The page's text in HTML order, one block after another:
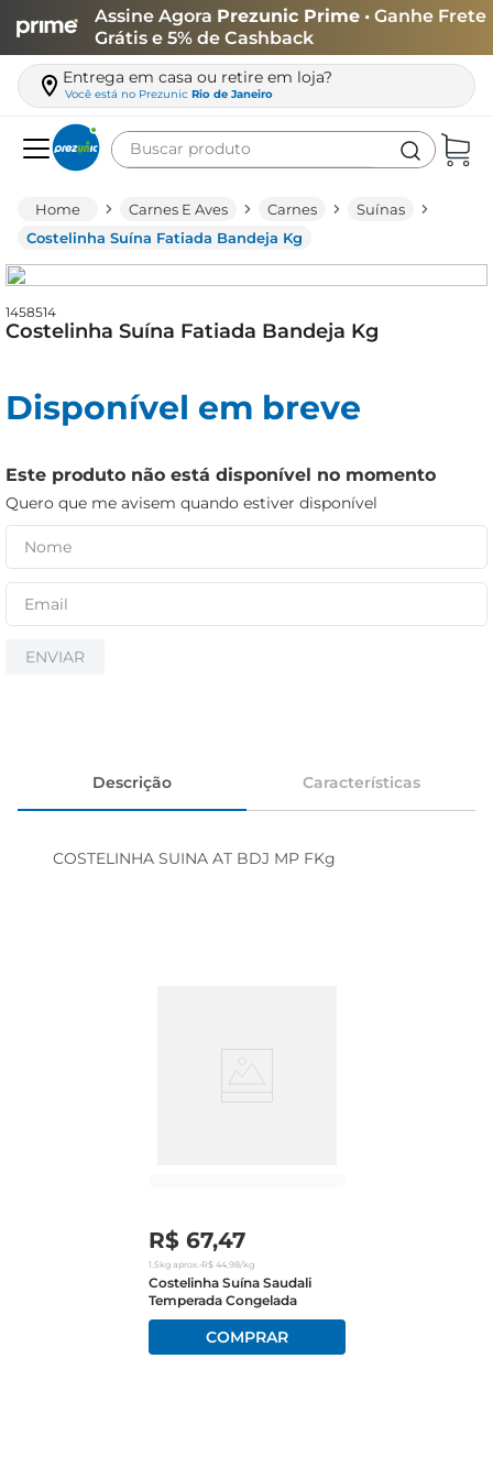
Assine Agora Prezunic Prime • Ganhe Frete
Grátis e 5% de Cashback
Entrega em casa ou retire em loja?
Você está no Prezunic Rio de Janeiro
Buscar produto
Carnes E Aves Carnes
Suínas
Costelinha Suína Fatiada Bandeja Kg
1458514
Costelinha Suína Fatiada Bandeja Kg
Disponível em breve
Este produto não está disponível no momento
Quero que me avisem quando estiver disponível
ENVIAR
Descrição Características
COSTELINHA SUINA AT BDJ MP FKg
R$ 67,47
1.5kgaprox. •R$ 44,98/kg
Costelinha Suína Saudali
Temperada Congelada
leite
queijo
azeite
papel higiênico
cerveja